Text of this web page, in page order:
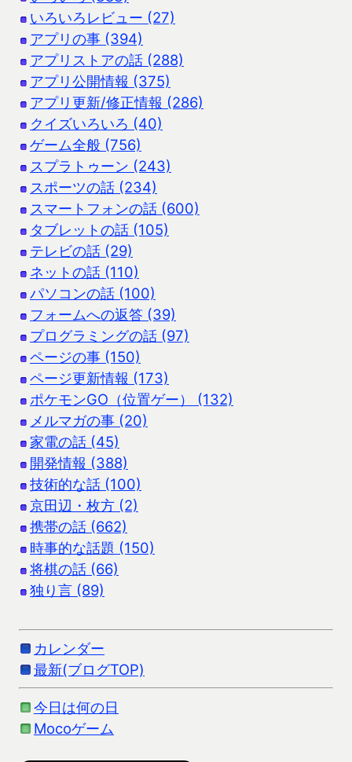
いろいろレビュー (27)
アプリの事 (394)
アプリストアの話 (288)
アプリ公開情報 (375)
アプリ更新/修正情報 (286)
クイズいろいろ (40)
ゲーム全般 (756)
スプラトゥーン (243)
スポーツの話 (234)
スマートフォンの話 (600)
タブレットの話 (105)
テレビの話 (29)
ネットの話 (110)
パソコンの話 (100)
フォームへの返答 (39)
プログラミングの話 (97)
ページの事 (150)
ページ更新情報 (173)
ポケモンGO（位置ゲー） (132)
メルマガの事 (20)
家電の話 (45)
開発情報 (388)
技術的な話 (100)
京田辺・枚方 (2)
携帯の話 (662)
時事的な話題 (150)
将棋の話 (66)
独り言 (89)
カレンダー
最新(ブログTOP)
今日は何の日
Mocoゲーム